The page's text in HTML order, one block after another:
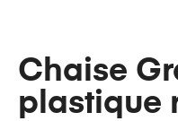
Chaise
plastique